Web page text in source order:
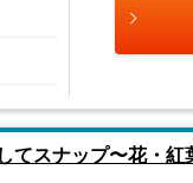
スナップ〜花・紅